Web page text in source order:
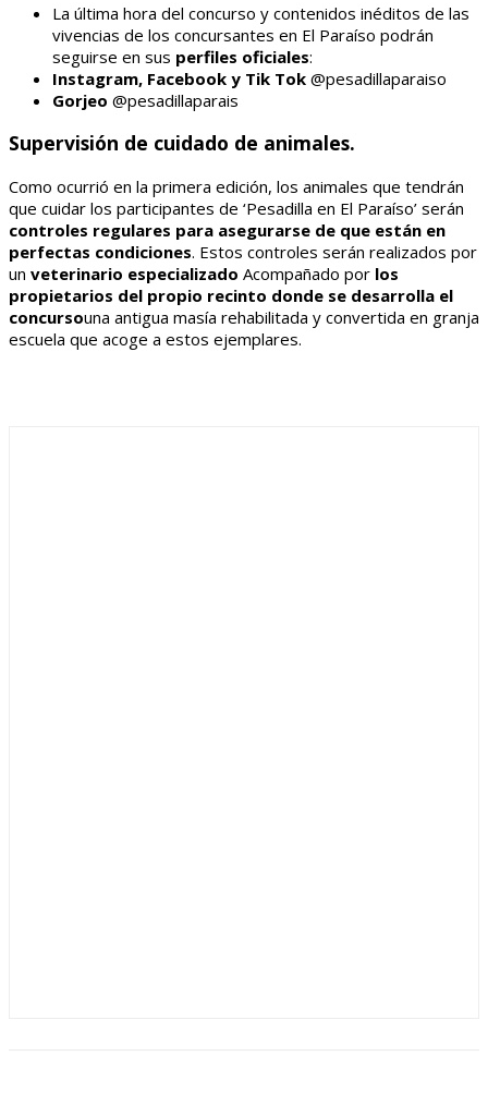
La última hora del concurso y contenidos inéditos de las
vivencias de los concursantes en El Paraíso podrán
seguirse en sus perfiles oficiales:
Instagram, Facebook y Tik Tok @pesadillaparaiso
Gorjeo @pesadillaparais
Supervisión de cuidado de animales.
Como ocurrió en la primera edición, los animales que tendrán
que cuidar los participantes de ‘Pesadilla en El Paraíso’ serán
controles regulares para asegurarse de que están en
perfectas condiciones. Estos controles serán realizados por
un veterinario especializado Acompañado por los
propietarios del propio recinto donde se desarrolla el
concursouna antigua masía rehabilitada y convertida en granja
escuela que acoge a estos ejemplares.